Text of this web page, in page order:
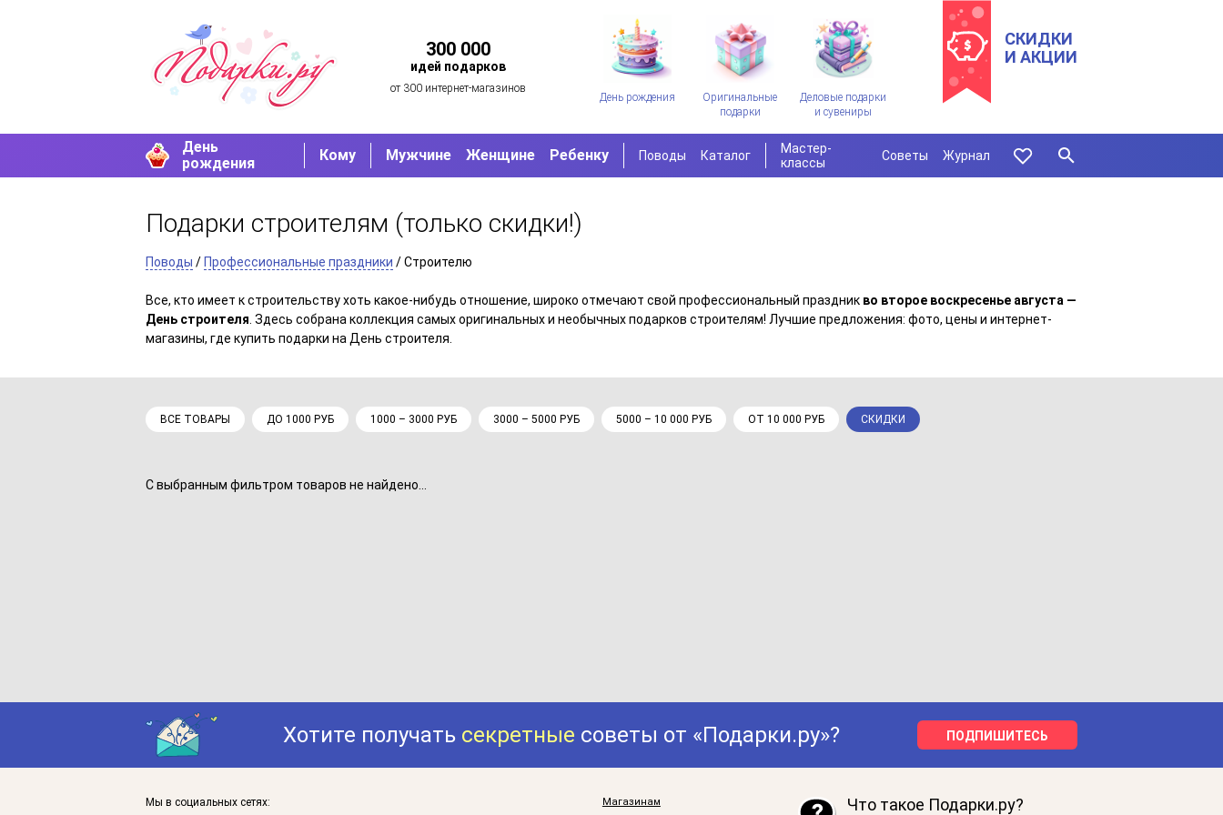
300 000
идей подарков
от 300 интернет-магазинов
День рождения
Оригинальные
подарки
Деловые подарки
и сувениры
СКИДКИ
И АКЦИИ
День
рождения
Кому Мужчине Женщине Ребенку Поводы Каталог
Мастер-
классы
Советы Журнал
Подарки строителям (только скидки!)
Поводы / Профессиональные праздники / Строителю
Все, кто имеет к строительству хоть какое-нибудь отношение, широко отмечают свой профессиональный праздник во второе воскресенье августа —
День строителя. Здесь собрана коллекция самых оригинальных и необычных подарков строителям! Лучшие предложения: фото, цены и интернет-
магазины, где купить подарки на День строителя.
ВСЕ ТОВАРЫ ДО 1000 РУБ 1000 – 3000 РУБ 3000 – 5000 РУБ 5000 – 10 000 РУБ ОТ 10 000 РУБ СКИДКИ
С выбранным фильтром товаров не найдено...
Хотите получать секретные советы от «Подарки.ру»? ПОДПИШИТЕСЬ
Мы в социальных сетях: Магазинам Что такое Подарки.ру?